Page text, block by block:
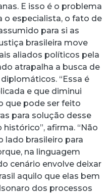
E isso é o problema
o especialista, o fato de
para si as
brasileira move
aliados políticos pela
atrapalha a busca de
“Essa é
e que diminui
que pode ser feito
para solução desse
afirma. “Não
lado brasileiro para
na linguagem
cenário envolve deixar
aquilo que elas bem
dos processos